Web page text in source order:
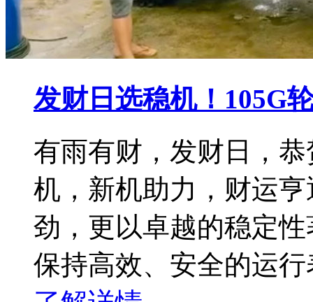
发财日选稳机！105G
有雨有财，发财日，
机，新机助力，财运
劲，更以卓越的稳定
保持高效、安全的运